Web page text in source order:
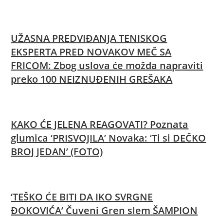
UŽASNA PREDVIĐANJA TENISKOG
EKSPERTA PRED NOVAKOV MEČ SA
FRICOM: Zbog uslova će možda napraviti
preko 100 NEIZNUĐENIH GREŠAKA
KAKO ĆE JELENA REAGOVATI? Poznata
glumica ‘PRISVOJILA’ Novaka: ‘Ti si DEČKO
BROJ JEDAN’ (FOTO)
‘TEŠKO ĆE BITI DA IKO SVRGNE
ĐOKOVIĆA’ Čuveni Gren slem ŠAMPION